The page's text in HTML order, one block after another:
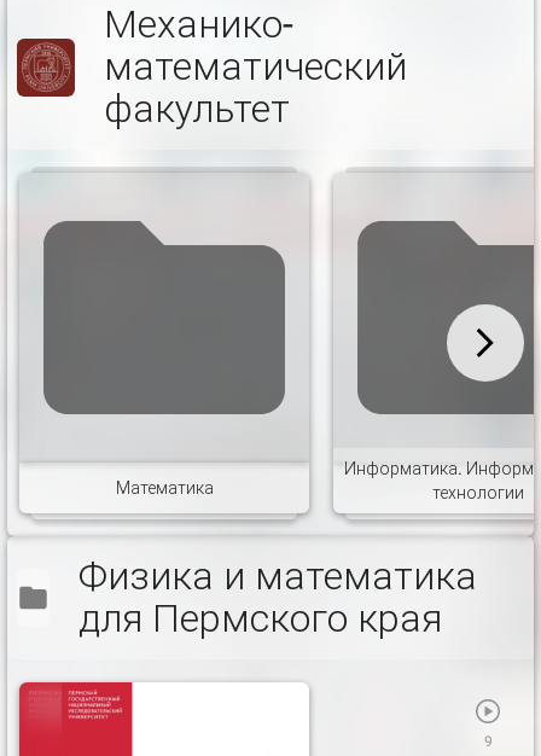
Механико-
математический
факультет
Математика
Информатика.
технологии
Физика и математика
для Пермского края
9